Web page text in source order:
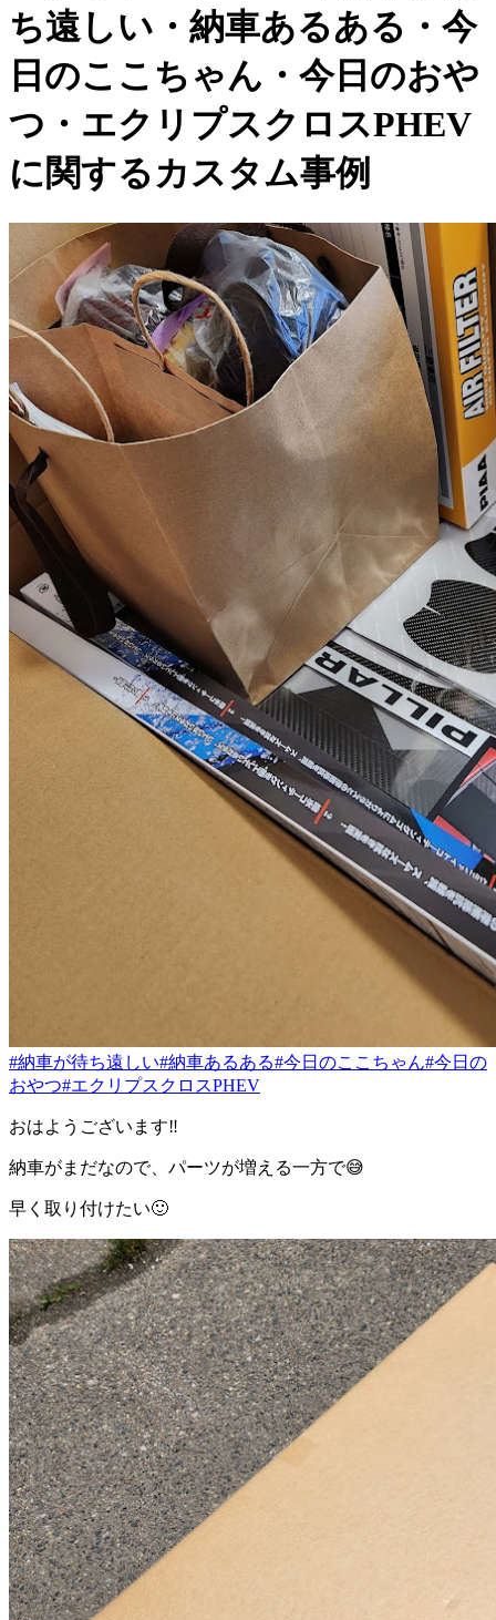
ち遠しい・納車あるある・今
日のここちゃん・今日のおや
つ・エクリプスクロスPHEV
に関するカスタム事例
#納車が待ち遠しい#納車あるある#今日のここちゃん#今日の
おやつ#エクリプスクロスPHEV
おはようございます‼️
納車がまだなので、パーツが増える一方で😅
早く取り付けたい🙂